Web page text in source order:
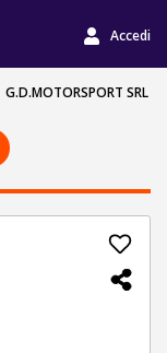
Accedi
G.D.MOTORSPORT SRL